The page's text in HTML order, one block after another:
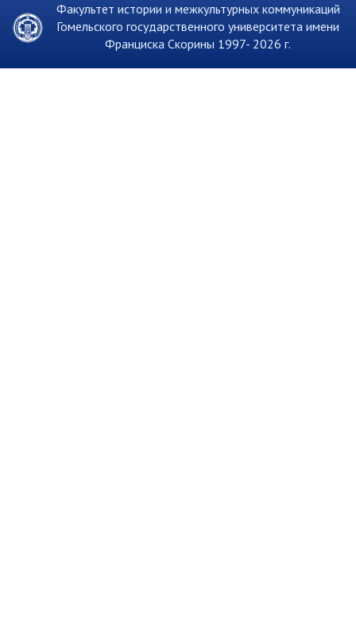
Факультет истории и межкультурных коммуникаций
Гомельского государственного университета имени
Франциска Скорины 1997- 2026 г.